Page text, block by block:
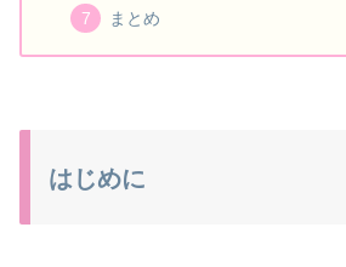
まとめ
はじめに